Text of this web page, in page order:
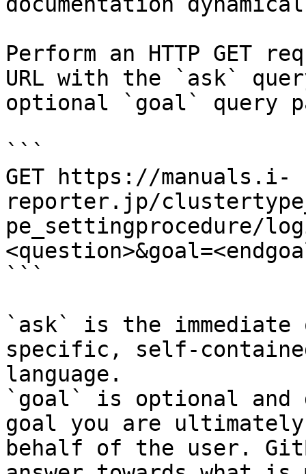
Perform an HTTP GET
URL with the `ask`
optional `goal` query
```
GET https://manuals.i-
reporter.jp/
pe_settingprocedure/
```
`ask` is the
specific, self-
language.
`goal` is optional and
goal you are
behalf of the user.